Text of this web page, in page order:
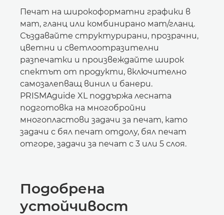
Печат на широкоформатни графики в
мат, гланц или комбинирано мат/гланц.
Създавайте структурирани, прозрачни,
цветни и светлоотразителни
разпечатки и произвеждайте широк
спектът от продукти, включително
самозалепващ винил и банери.
PRISMAguide XL поддържа лесната
подготовка на многобройни
многопластови задачи за печат, като
задачи с бял печат отдолу, бял печат
отгоре, задачи за печат с 3 или 5 слоя.
Подобрена
устойчивост